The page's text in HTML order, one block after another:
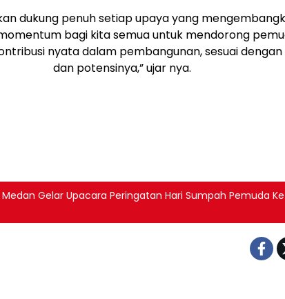
dukung penuh setiap upaya yang
bagi kita semua untuk mendorong
nyata dalam pembangunan, sesuai
dan potensinya,” ujar nya.
Medan Gelar Upacara Peringatan Hari Sumpah Pemuda